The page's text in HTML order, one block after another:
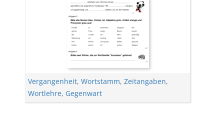
Vergangenheit, Wortstamm, Zeitangaben,
Wortlehre, Gegenwart